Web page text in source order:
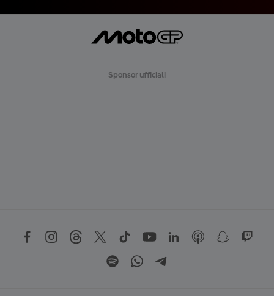
Sponsor ufficiali